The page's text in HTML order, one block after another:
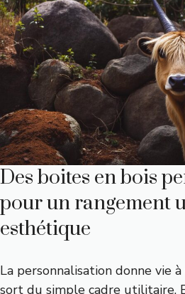
Des boites en bois
pour un rangement
esthétique
La personnalisation donne vie
sort du simple cadre utilitaire.